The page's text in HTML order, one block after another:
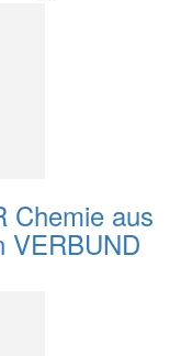
Chemie aus
VERBUND